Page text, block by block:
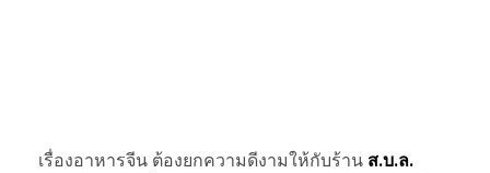
เรื่องอาหารจีน ต้องยกความดีงามให้กับร้าน ส.บ.ล.